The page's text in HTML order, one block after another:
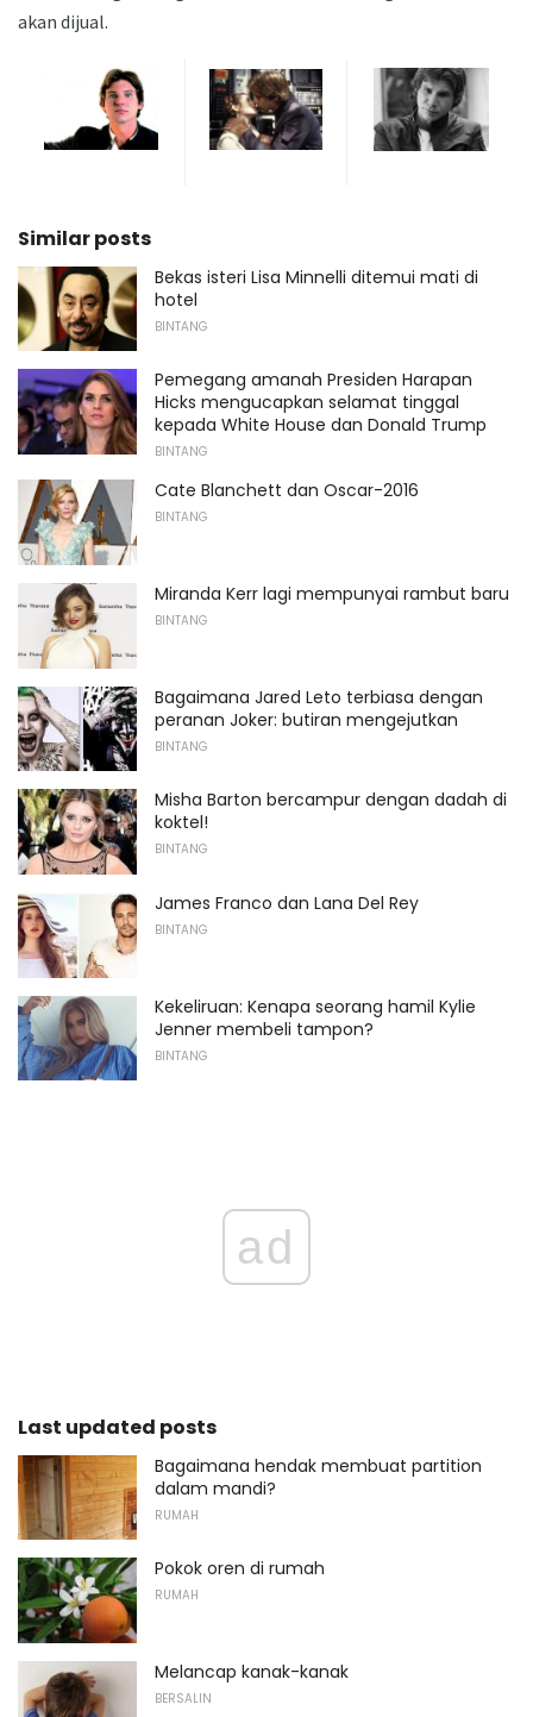
akan dijual.
Similar posts
Bekas isteri Lisa Minnelli ditemui mati di
hotel
BINTANG
Pemegang amanah Presiden Harapan
Hicks mengucapkan selamat tinggal
kepada White House dan Donald Trump
BINTANG
Cate Blanchett dan Oscar-2016
BINTANG
Miranda Kerr lagi mempunyai rambut baru
BINTANG
Bagaimana Jared Leto terbiasa dengan
peranan Joker: butiran mengejutkan
BINTANG
Misha Barton bercampur dengan dadah di
koktel!
BINTANG
James Franco dan Lana Del Rey
BINTANG
Kekeliruan: Kenapa seorang hamil Kylie
Jenner membeli tampon?
BINTANG
ad
Last updated posts
Bagaimana hendak membuat partition
dalam mandi?
RUMAH
Pokok oren di rumah
RUMAH
Melancap kanak-kanak
BERSALIN